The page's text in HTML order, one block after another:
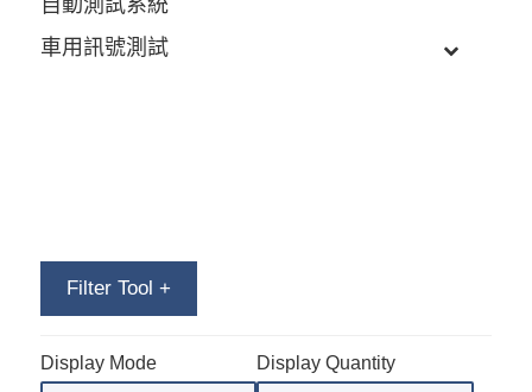
Filter Tool +
Display Mode Display Quantity
車用訊號測試